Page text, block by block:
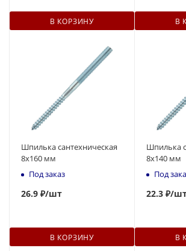
В КОРЗИНУ В
Шпилька сантехническая
8x160 мм
Под заказ
26.9 ₽/шт
В КОРЗИНУ
Шпилька
8x140 мм
Под
22.3 ₽/
В